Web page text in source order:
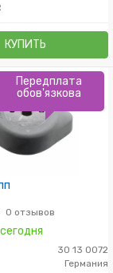
КУПИТЬ
0 отзывов
сегодня
30 13 0072
Германия
Передплата
обов'язкова